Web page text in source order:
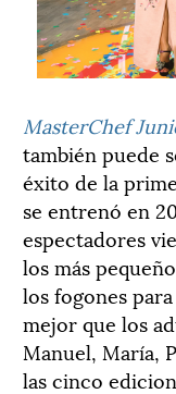
MasterChef
también puede
éxito de la
se entrenó en
espectadores
los más
los fogones
mejor que los
Manuel, María,
las cinco